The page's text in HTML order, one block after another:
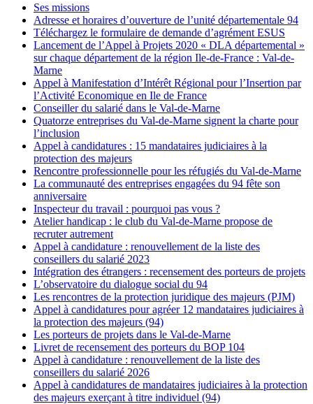
Ses missions
Adresse et horaires d’ouverture de l’unité départementale 94
Téléchargez le formulaire de demande d’agrément ESUS
Lancement de l’Appel à Projets 2020 « DLA départemental »
sur chaque département de la région Ile-de-France : Val-de-
Marne
Appel à Manifestation d’Intérêt Régional pour l’Insertion par
l’Activité Economique en Ile de France
Conseiller du salarié dans le Val-de-Marne
Quatorze entreprises du Val-de-Marne signent la charte pour
l’inclusion
Appel à candidatures : 15 mandataires judiciaires à la
protection des majeurs
Rencontre professionnelle pour les réfugiés du Val-de-Marne
La communauté des entreprises engagées du 94 fête son
anniversaire
Inspecteur du travail : pourquoi pas vous ?
Atelier handicap : le club du Val-de-Marne propose de
recruter autrement
Appel à candidature : renouvellement de la liste des
conseillers du salarié 2023
Intégration des étrangers : recensement des porteurs de projets
L’observatoire du dialogue social du 94
Les rencontres de la protection juridique des majeurs (PJM)
Appel à candidatures pour agréer 12 mandataires judiciaires à
la protection des majeurs (94)
Les porteurs de projets dans le Val-de-Marne
Livret de recensement des porteurs du BOP 104
Appel à candidature : renouvellement de la liste des
conseillers du salarié 2026
Appel à candidatures de mandataires judiciaires à la protection
des majeurs exerçant à titre individuel (94)